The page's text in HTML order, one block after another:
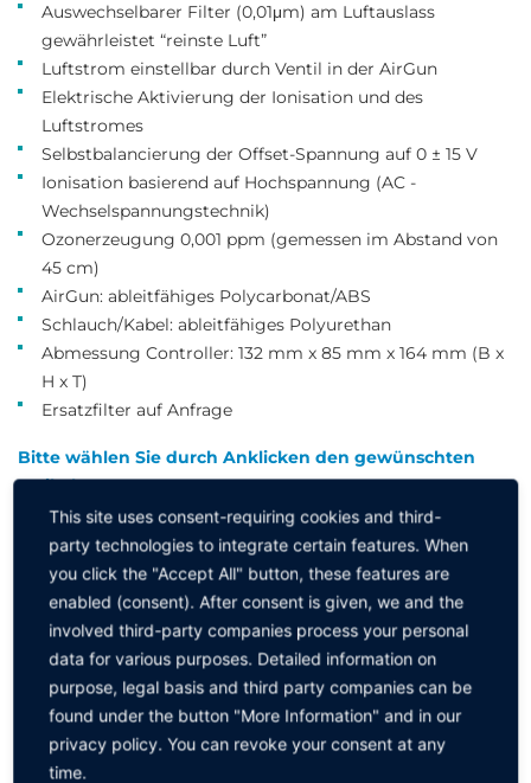
Auswechselbarer Filter (0,01μm) am Luftauslass
gewährleistet “reinste Luft”
Luftstrom einstellbar durch Ventil in der AirGun
Elektrische Aktivierung der Ionisation und des
Luftstromes
Selbstbalancierung der Offset-Spannung auf 0 ± 15 V
Ionisation basierend auf Hochspannung (AC -
Wechselspannungstechnik)
Ozonerzeugung 0,001 ppm (gemessen im Abstand von
45 cm)
AirGun: ableitfähiges Polycarbonat/ABS
Schlauch/Kabel: ableitfähiges Polyurethan
Abmessung Controller: 132 mm x 85 mm x 164 mm (B x
H x T)
Ersatzfilter auf Anfrage
Bitte wählen Sie durch Anklicken den gewünschten
Artikel aus ↓
Ausführung
Ersatzfilter
Top Gun 3
TopGun 3 inkl. Lichtsensor an der Pistolenspitze
This site uses consent-requiring cookies and third-
party technologies to integrate certain features. When
you click the "Accept All" button, these features are
enabled (consent). After consent is given, we and the
involved third-party companies process your personal
data for various purposes. Detailed information on
purpose, legal basis and third party companies can be
found under the button "More Information" and in our
privacy policy. You can revoke your consent at any
time.